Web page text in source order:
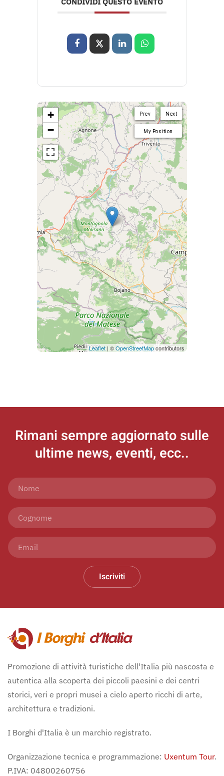
Next
Prev
My Position
+
−
Leaflet | ©OpenStreetMapcontributors
Rimani sempre aggiornato sulle
ultime news, eventi, ecc..
Iscriviti
Promozione di attività turistiche dell'Italia più nascosta e
autentica alla scoperta dei piccoli paesini e dei centri
storici, veri e propri musei a cielo aperto ricchi di arte,
architettura e tradizioni.
I Borghi d'Italia è un marchio registrato.
Organizzazione tecnica e programmazione: Uxentum Tour.
P.IVA: 04800260756